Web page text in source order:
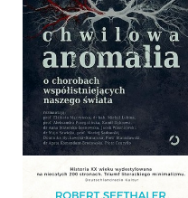
CHWILOWA ANOMALIA
TOMEK MICHNIEWICZ
OPRAWA TWARDA
44,99 ZŁ